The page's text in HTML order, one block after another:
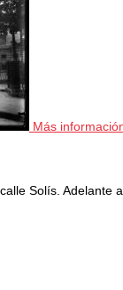
Más
Solís. Adelante